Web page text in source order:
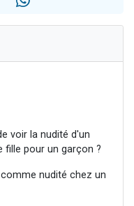
voir la nudité d'un
fille pour un garçon ?
nudité chez un